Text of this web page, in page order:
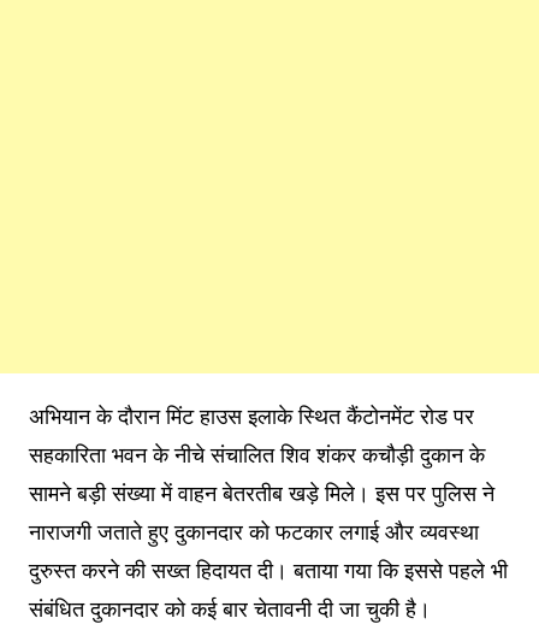
अभियान के दौरान मिंट हाउस इलाके स्थित कैंटोनमेंट रोड पर
सहकारिता भवन के नीचे संचालित शिव शंकर कचौड़ी दुकान के
सामने बड़ी संख्या में वाहन बेतरतीब खड़े मिले। इस पर पुलिस ने
नाराजगी जताते हुए दुकानदार को फटकार लगाई और व्यवस्था
दुरुस्त करने की सख्त हिदायत दी। बताया गया कि इससे पहले भी
संबंधित दुकानदार को कई बार चेतावनी दी जा चुकी है।